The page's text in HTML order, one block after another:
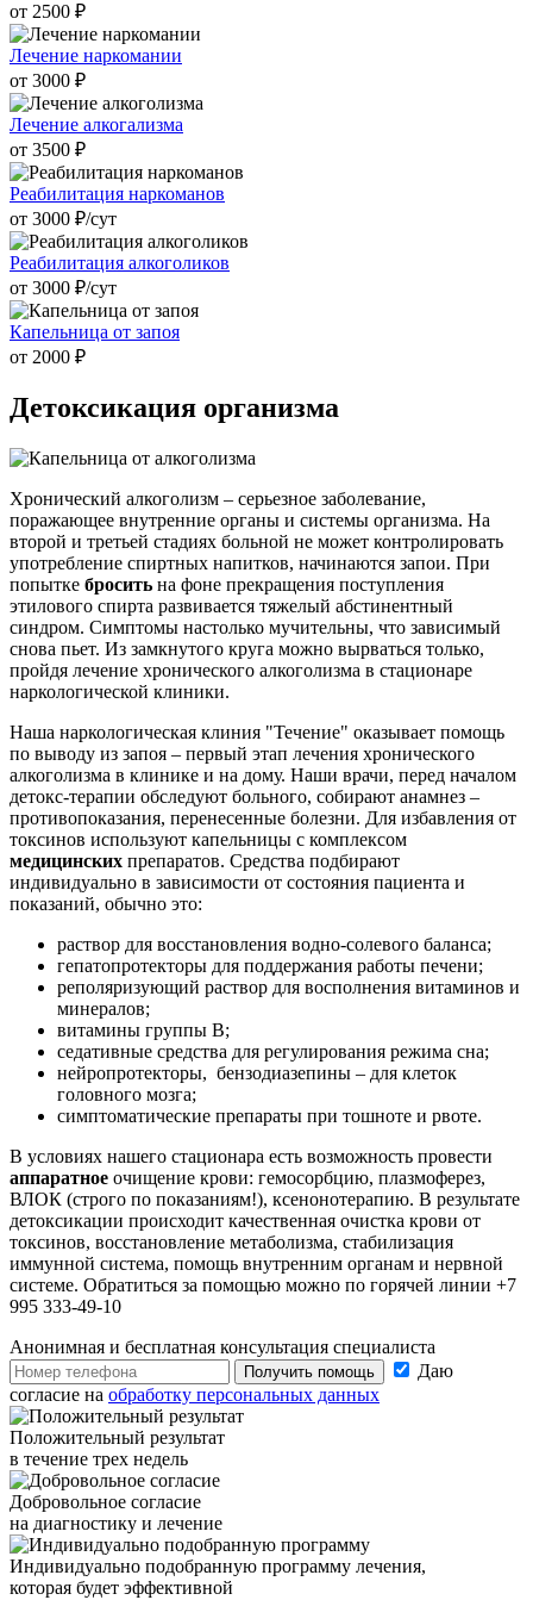
от 2500 ₽
Лечение наркомании
от 3000 ₽
Лечение алкогализма
от 3500 ₽
Реабилитация наркоманов
от 3000 ₽/cут
Реабилитация алкоголиков
от 3000 ₽/cут
Капельница от запоя
от 2000 ₽
Детоксикация организма
Хронический алкоголизм – серьезное заболевание,
поражающее внутренние органы и системы организма. На
второй и третьей стадиях больной не может контролировать
употребление спиртных напитков, начинаются запои. При
попытке бросить на фоне прекращения поступления
этилового спирта развивается тяжелый абстинентный
синдром. Симптомы настолько мучительны, что зависимый
снова пьет. Из замкнутого круга можно вырваться только,
пройдя лечение хронического алкоголизма в стационаре
наркологической клиники.
Наша наркологическая клиния "Течение" оказывает помощь
по выводу из запоя – первый этап лечения хронического
алкоголизма в клинике и на дому. Наши врачи, перед началом
детокс-терапии обследуют больного, собирают анамнез –
противопоказания, перенесенные болезни. Для избавления от
токсинов используют капельницы с комплексом
медицинских препаратов. Средства подбирают
индивидуально в зависимости от состояния пациента и
показаний, обычно это:
раствор для восстановления водно-солевого баланса;
гепатопротекторы для поддержания работы печени;
реполяризующий раствор для восполнения витаминов и
минералов;
витамины группы В;
седативные средства для регулирования режима сна;
нейропротекторы, бензодиазепины – для клеток
головного мозга;
симптоматические препараты при тошноте и рвоте.
В условиях нашего стационара есть возможность провести
аппаратное очищение крови: гемосорбцию, плазмоферез,
ВЛОК (строго по показаниям!), ксенонотерапию. В результате
детоксикации происходит качественная очистка крови от
токсинов, восстановление метаболизма, стабилизация
иммунной система, помощь внутренним органам и нервной
системе. Обратиться за помощью можно по горячей линии +7
995 333-49-10
Анонимная и бесплатная консультация специалиста
Получить помощь
Даю
согласие на обработку персональных данных
Положительный результат
в течение трех недель
Добровольное согласие
на диагностику и лечение
Индивидуально подобранную программу лечения,
которая будет эффективной